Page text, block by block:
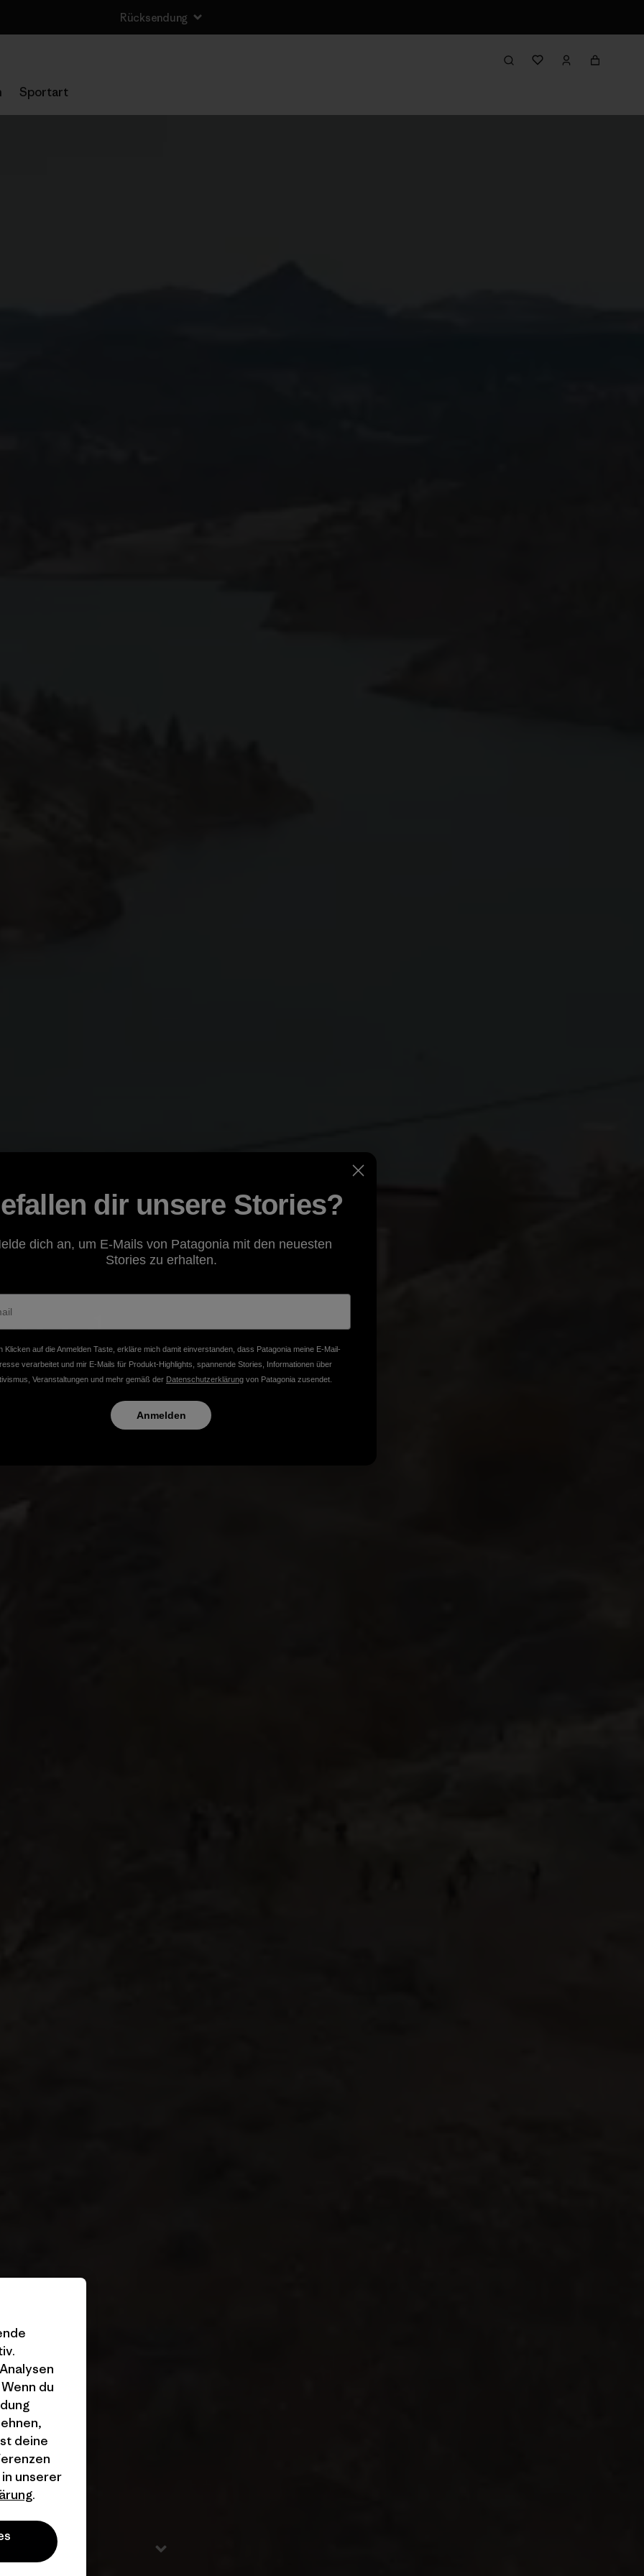
Rücksendung
Sportart
des Klamath River.
du
deine
unserer
.
dir unsere Stories?
dich an, um E-Mails von Patagonia mit den neuesten
Stories zu erhalten.
Klicken auf die Anmelden Taste, erkläre mich damit einverstanden, dass Patagonia meine E-Mail-
verarbeitet und mir E-Mails für Produkt-Highlights, spannende Stories, Informationen über
Veranstaltungen und mehr gemäß der Datenschutzerklärung von Patagonia zusendet.
Anmelden